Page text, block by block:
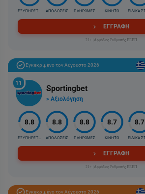
ΕΞΥΠΗΡΕΤΗΣΗ ΑΠΟΔΟΣΕΙΣ ΠΛΗΡΩΜΕΣ ΚΙΝΗΤΟ
ΕΓΓΡΑΦΗ
21+ |Αρμόδιος Ρυθμιστής ΕΕΕΠ
Εγκεκριμένο τον Αύγουστο 2026
11
Sportingbet
> Αξιολόγηση
8.8
ΕΞΥΠΗΡΕΤΗΣΗ
8.8
ΑΠΟΔΟΣΕΙΣ
8.8
ΠΛΗΡΩΜΕΣ
8.7
ΚΙΝΗΤΟ
8.7
ΕΓΓΡΑΦΗ
21+ |Αρμόδιος Ρυθμιστής ΕΕΕΠ
Εγκεκριμένο τον Αύγουστο 2026